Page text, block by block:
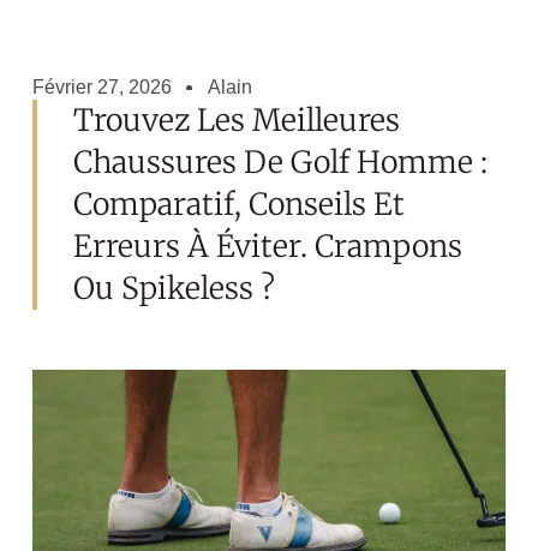
Février 27, 2026 Alain
Trouvez Les Meilleures
Chaussures De Golf Homme :
Comparatif, Conseils Et
Erreurs À Éviter. Crampons
Ou Spikeless ?